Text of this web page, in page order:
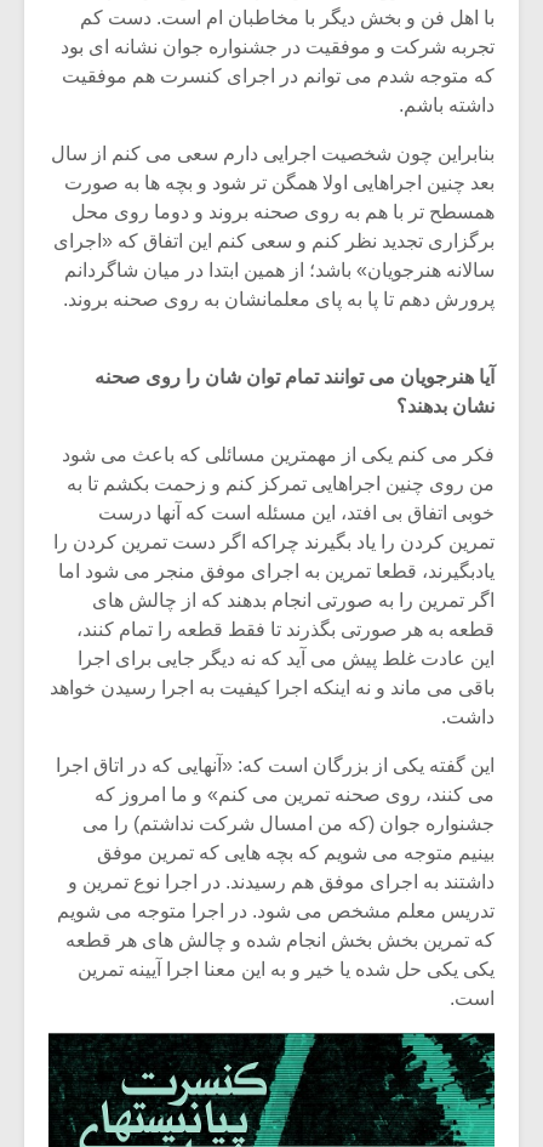
با اهل فن و بخش دیگر با مخاطبان ام است. دست کم
تجربه شرکت و موفقیت در جشنواره جوان نشانه ای بود
که متوجه شدم می توانم در اجرای کنسرت هم موفقیت
داشته باشم.
بنابراین چون شخصیت اجرایی دارم سعی می کنم از سال
بعد چنین اجراهایی اولا همگن تر شود و بچه ها به صورت
همسطح تر با هم به روی صحنه بروند و دوما روی محل
برگزاری تجدید نظر کنم و سعی کنم این اتفاق که «اجرای
سالانه هنرجویان» باشد؛ از همین ابتدا در میان شاگردانم
پرورش دهم تا پا به پای معلمانشان به روی صحنه بروند.
آیا هنرجویان می توانند تمام توان شان را روی صحنه
نشان بدهند؟
فکر می کنم یکی از مهمترین مسائلی که باعث می شود
من روی چنین اجراهایی تمرکز کنم و زحمت بکشم تا به
خوبی اتفاق بی افتد، این مسئله است که آنها درست
تمرین کردن را یاد بگیرند چراکه اگر دست تمرین کردن را
یادبگیرند، قطعا تمرین به اجرای موفق منجر می شود اما
اگر تمرین را به صورتی انجام بدهند که از چالش های
قطعه به هر صورتی بگذرند تا فقط قطعه را تمام کنند،
این عادت غلط پیش می آید که نه دیگر جایی برای اجرا
باقی می ماند و نه اینکه اجرا کیفیت به اجرا رسیدن خواهد
داشت.
این گفته یکی از بزرگان است که: «آنهایی که در اتاق اجرا
می کنند، روی صحنه تمرین می کنم» و ما امروز که
جشنواره جوان (که من امسال شرکت نداشتم) را می
بینیم متوجه می شویم که بچه هایی که تمرین موفق
داشتند به اجرای موفق هم رسیدند. در اجرا نوع تمرین و
تدریس معلم مشخص می شود. در اجرا متوجه می شویم
که تمرین بخش بخش انجام شده و چالش های هر قطعه
یکی یکی حل شده یا خیر و به این معنا اجرا آیینه تمرین
است.